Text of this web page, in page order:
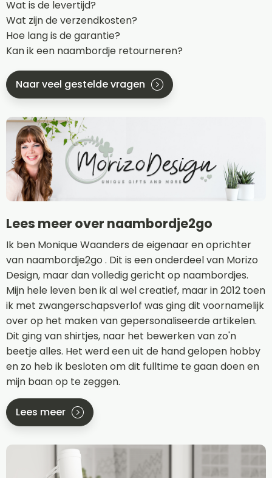
Wat is de levertijd?
Wat zijn de verzendkosten?
Hoe lang is de garantie?
Kan ik een naambordje retourneren?
Naar veel gestelde vragen
Lees meer over naambordje2go
Ik ben Monique Waanders de eigenaar en oprichter
van naambordje2go . Dit is een onderdeel van Morizo
Design, maar dan volledig gericht op naambordjes.
Mijn hele leven ben ik al wel creatief, maar in 2012 toen
ik met zwangerschapsverlof was ging dit voornamelijk
over op het maken van gepersonaliseerde artikelen.
Dit ging van shirtjes, naar het bewerken van zo'n
beetje alles. Het werd een uit de hand gelopen hobby
en zo heb ik besloten om dit fulltime te gaan doen en
mijn baan op te zeggen.
Lees meer